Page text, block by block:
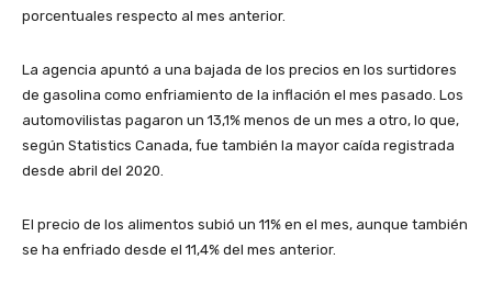
porcentuales respecto al mes anterior.
La agencia apuntó a una bajada de los precios en los surtidores
de gasolina como enfriamiento de la inflación el mes pasado. Los
automovilistas pagaron un 13,1% menos de un mes a otro, lo que,
según Statistics Canada, fue también la mayor caída registrada
desde abril del 2020.
El precio de los alimentos subió un 11% en el mes, aunque también
se ha enfriado desde el 11,4% del mes anterior.